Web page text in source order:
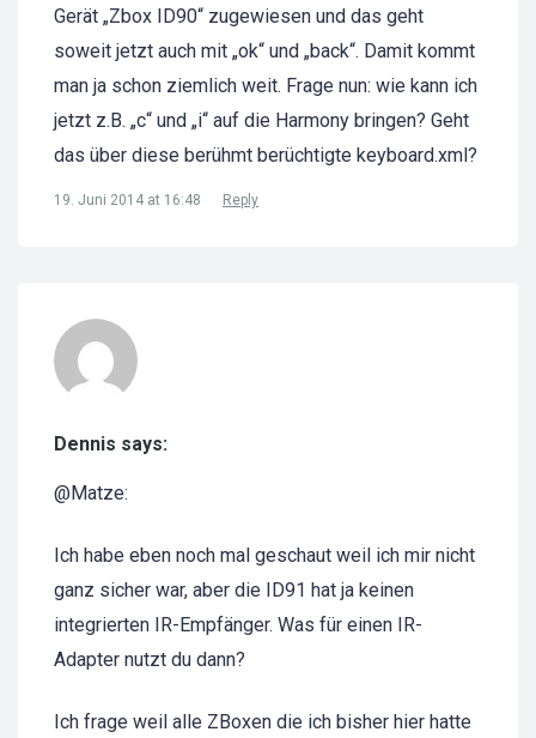
Gerät „Zbox ID90“ zugewiesen und das geht
soweit jetzt auch mit „ok“ und „back“. Damit kommt
man ja schon ziemlich weit. Frage nun: wie kann ich
jetzt z.B. „c“ und „i“ auf die Harmony bringen? Geht
das über diese berühmt berüchtigte keyboard.xml?
19. Juni 2014 at 16:48 Reply
Dennis says:
@Matze:
Ich habe eben noch mal geschaut weil ich mir nicht
ganz sicher war, aber die ID91 hat ja keinen
integrierten IR-Empfänger. Was für einen IR-
Adapter nutzt du dann?
Ich frage weil alle ZBoxen die ich bisher hier hatte